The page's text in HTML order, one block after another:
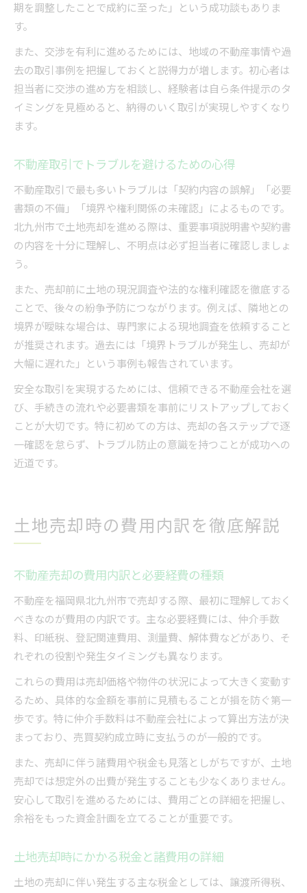
期を調整したことで成約に至った」という成功談もありま
す。
また、交渉を有利に進めるためには、地域の不動産事情や過
去の取引事例を把握しておくと説得力が増します。初心者は
担当者に交渉の進め方を相談し、経験者は自ら条件提示のタ
イミングを見極めると、納得のいく取引が実現しやすくなり
ます。
不動産取引でトラブルを避けるための心得
不動産取引で最も多いトラブルは「契約内容の誤解」「必要
書類の不備」「境界や権利関係の未確認」によるものです。
北九州市で土地売却を進める際は、重要事項説明書や契約書
の内容を十分に理解し、不明点は必ず担当者に確認しましょ
う。
また、売却前に土地の現況調査や法的な権利確認を徹底する
ことで、後々の紛争予防につながります。例えば、隣地との
境界が曖昧な場合は、専門家による現地調査を依頼すること
が推奨されます。過去には「境界トラブルが発生し、売却が
大幅に遅れた」という事例も報告されています。
安全な取引を実現するためには、信頼できる不動産会社を選
び、手続きの流れや必要書類を事前にリストアップしておく
ことが大切です。特に初めての方は、売却の各ステップで逐
一確認を怠らず、トラブル防止の意識を持つことが成功への
近道です。
土地売却時の費用内訳を徹底解説
不動産売却の費用内訳と必要経費の種類
不動産を福岡県北九州市で売却する際、最初に理解しておく
べきなのが費用の内訳です。主な必要経費には、仲介手数
料、印紙税、登記関連費用、測量費、解体費などがあり、そ
れぞれの役割や発生タイミングも異なります。
これらの費用は売却価格や物件の状況によって大きく変動す
るため、具体的な金額を事前に見積もることが損を防ぐ第一
歩です。特に仲介手数料は不動産会社によって算出方法が決
まっており、売買契約成立時に支払うのが一般的です。
また、売却に伴う諸費用や税金も見落としがちですが、土地
売却では想定外の出費が発生することも少なくありません。
安心して取引を進めるためには、費用ごとの詳細を把握し、
余裕をもった資金計画を立てることが重要です。
土地売却時にかかる税金と諸費用の詳細
土地の売却に伴い発生する主な税金としては、譲渡所得税、